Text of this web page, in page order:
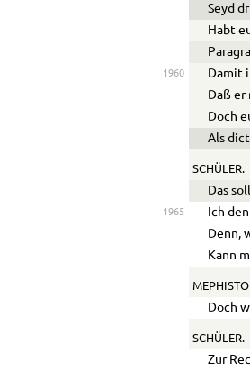
Seyd
Habt
1960
Damit
Daß er
Doch
Als
SCHÜLER.
Das
1965
Ich
Denn,
Kann
Doch
SCHÜLER.
Zur